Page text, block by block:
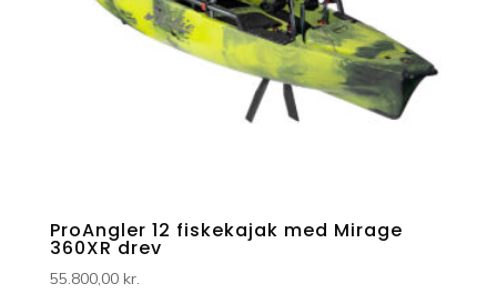
ProAngler 12 fiskekajak med Mirage
360XR drev
55.800,00 kr.